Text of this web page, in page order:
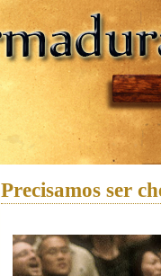
Precisamos ser